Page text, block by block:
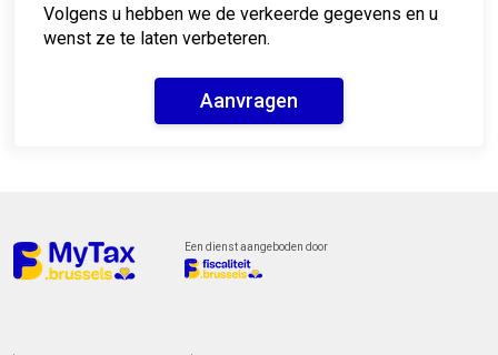
Volgens u hebben we de verkeerde gegevens en u
wenst ze te laten verbeteren.
Aanvragen
Een dienst aangeboden door